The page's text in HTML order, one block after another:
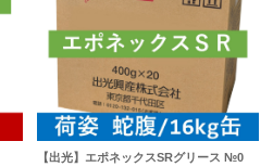
【出光】エポネックスSRグリース №0